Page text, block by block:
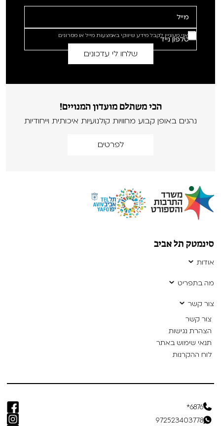
אני מעוניין לקבל מידע שיווקי באמצעות מייל או מסרונים
הכי משתלם מועדון המנויים!
נהנים באופן קבוע מחוויות קולנועיות איכותית וייחודיות
לפרטים
סינמטק תל אביב
אודות
מה בתפריט
צור קשר
צור קשר
הצהרת נגישות
תנאי שימוש באתר
לוח ההקרנות
6876*
972523403778